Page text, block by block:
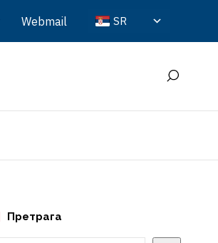
Webmail SR
Претрага